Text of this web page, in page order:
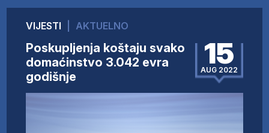
KOMPANIJE
FINANSIJE
AKTIVNOSTI
SWOT INTERVJU
VIJESTI AKTUELNO
Poskupljenja koštaju svako
domaćinstvo 3.042 evra
godišnje
15
AUG 2022